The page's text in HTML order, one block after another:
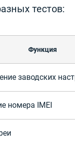
тестов:
Функция
заводских
номера IMEI